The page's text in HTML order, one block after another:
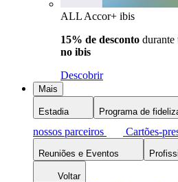
ALL Accor+ ibis
15% de desconto durante
no ibis
Descobrir
Mais
Estadia Programa de
nossos parceiros
Cartões-
Reuniões e Eventos
Voltar